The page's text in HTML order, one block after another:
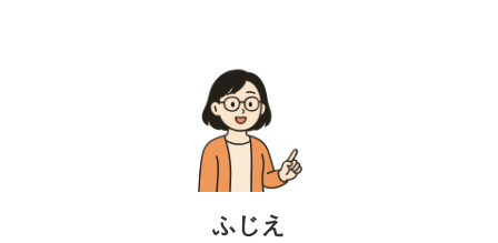
ふじえ